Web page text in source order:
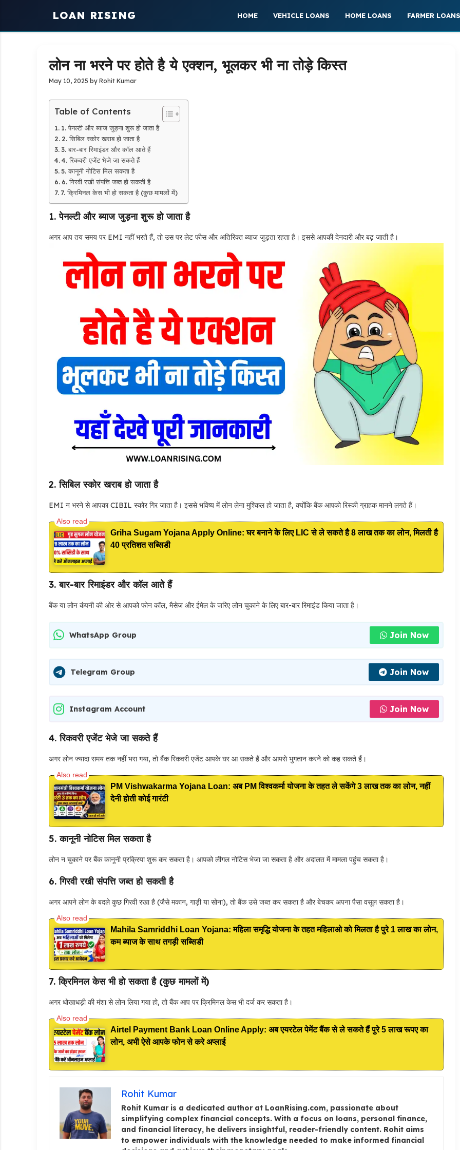
LOAN RISING HOME VEHICLE LOANS HOME LOANS FARMER LOANS
लोन ना भरने पर होते है ये एक्शन, भूलकर भी ना तोड़े किस्त
May 10, 2025 by Rohit Kumar
Table of Contents
1. पेनल्टी और ब्याज जुड़ना शुरू हो जाता है
2. सिबिल स्कोर खराब हो जाता है
3. बार-बार रिमाइंडर और कॉल आते हैं
4. रिकवरी एजेंट भेजे जा सकते हैं
5. कानूनी नोटिस मिल सकता है
6. गिरवी रखी संपत्ति जब्त हो सकती है
7. क्रिमिनल केस भी हो सकता है (कुछ मामलों में)
1.पेनल्टी और ब्याज जुड़ना शुरू हो जाता है
अगर आप तय समय पर EMI नहीं भरते हैं, तो उस पर लेट फीस और अतिरिक्त ब्याज जुड़ता रहता है। इससे आपकी देनदारी और बढ़ जाती है।
2.सिबिल स्कोर खराब हो जाता है
EMI न भरने से आपका CIBIL स्कोर गिर जाता है। इससे भविष्य में लोन लेना मुश्किल हो जाता है, क्योंकि बैंक आपको रिस्की ग्राहक मानने लगते हैं।
Griha Sugam Yojana Apply Online: घर बनाने के लिए LIC से ले सकते है 8 लाख तक का लोन, मिलती है
40 प्रतिशत सब्सिडी
3.बार-बार रिमाइंडर और कॉल आते हैं
बैंक या लोन कंपनी की ओर से आपको फोन कॉल, मैसेज और ईमेल के जरिए लोन चुकाने के लिए बार-बार रिमाइंड किया जाता है।
WhatsApp Group Join Now
Telegram Group Join Now
Instagram Account Join Now
4.रिकवरी एजेंट भेजे जा सकते हैं
अगर लोन ज्यादा समय तक नहीं भरा गया, तो बैंक रिकवरी एजेंट आपके घर आ सकते हैं और आपसे भुगतान करने को कह सकते हैं।
PM Vishwakarma Yojana Loan: अब PM विश्वकर्मा योजना के तहत ले सकेंगे 3 लाख तक का लोन, नहीं
देनी होती कोई गारंटी
5.कानूनी नोटिस मिल सकता है
लोन न चुकाने पर बैंक कानूनी प्रक्रिया शुरू कर सकता है। आपको लीगल नोटिस भेजा जा सकता है और अदालत में मामला पहुंच सकता है।
6.गिरवी रखी संपत्ति जब्त हो सकती है
अगर आपने लोन के बदले कुछ गिरवी रखा है (जैसे मकान, गाड़ी या सोना), तो बैंक उसे जब्त कर सकता है और बेचकर अपना पैसा वसूल सकता है।
Mahila Samriddhi Loan Yojana: महिला समृद्धि योजना के तहत महिलाओ को मिलता है पुरे 1 लाख का लोन,
कम ब्याज के साथ तगड़ी सब्सिडी
7.क्रिमिनल केस भी हो सकता है (कुछ मामलों में)
अगर धोखाधड़ी की मंशा से लोन लिया गया हो, तो बैंक आप पर क्रिमिनल केस भी दर्ज कर सकता है।
Airtel Payment Bank Loan Online Apply: अब एयरटेल पेमेंट बैंक से ले सकते हैं पुरे 5 लाख रूपए का
लोन, अभी ऐसे आपके फोन से करे अप्लाई
Rohit Kumar
Rohit Kumar is a dedicated author at LoanRising.com, passionate about
simplifying complex financial concepts. With a focus on loans, personal finance,
and financial literacy, he delivers insightful, reader-friendly content. Rohit aims
to empower individuals with the knowledge needed to make informed financial